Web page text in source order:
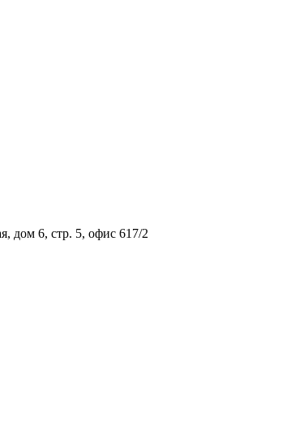
дом 6, стр. 5, офис 617/2